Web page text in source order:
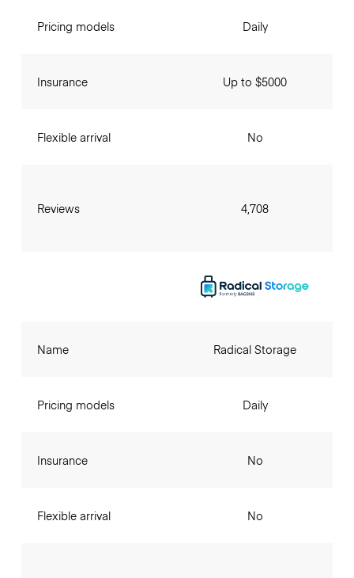
Pricing models
Insurance
Flexible arrival
Reviews
Daily
Up to $5000
No
4,708
Name
Pricing models
Insurance
Flexible arrival
Radical Storage
Daily
No
No